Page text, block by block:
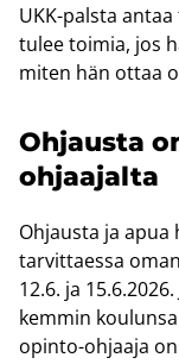
UKK-​palsta
tulee toi­mia, jos
miten hän ottaa
Oh­jaus­ta
ohjaajalta
Oh­jaus­ta ja apua
tar­vit­taes­sa
12.6. ja
kem­min
opinto-​ohjaaja